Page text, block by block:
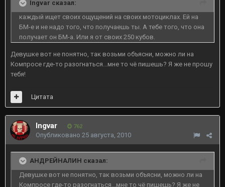
Ingvar сказал:
каждый ищет своих ощущений на своих мотоциклах. Ей на
БМ-е и не надо того, что получаешь ты. А тебе того, что она
получает он БМ-а. Или я от своих 250 кубов.
Девушке вот не понятно, так возьми объясни, можно ли на
Компросе где-то разогнаться...мне то чё пишешь? Я же не прошу
тебя!
Цитата
Ingvar 762
Опубликовано 25 августа, 2010
АНДРЕЙНАЛИН сказал:
Девушке вот не понятно, так возьми объясни, можно ли на
Компросе где-то разогнаться...мне то чё пишешь? Я же не